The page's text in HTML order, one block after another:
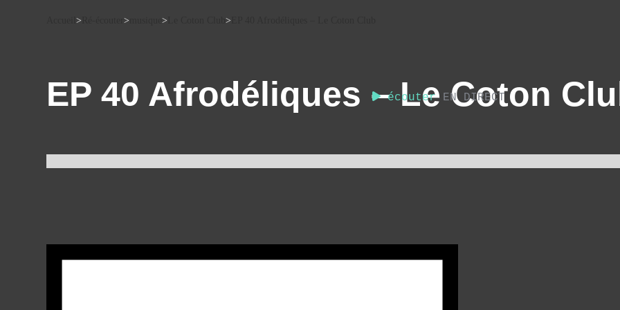
écouterEN DIRECT
> > > >
EP 40 Afrodéliques – Le Coton